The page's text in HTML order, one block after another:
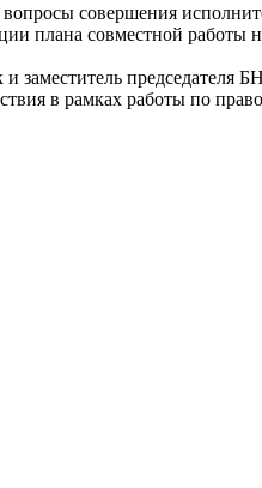
совершения
плана совместной работы
заместитель председателя
в рамках работы по